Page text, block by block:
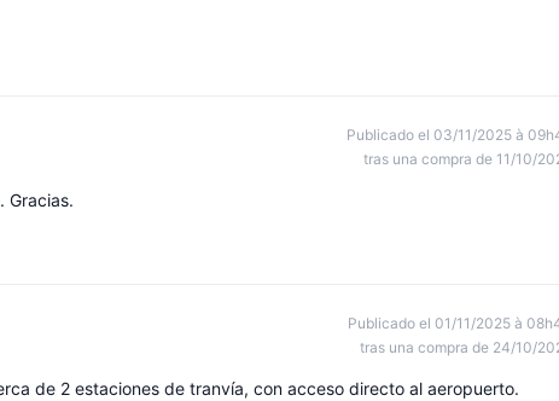
Publicado el 03/11/2025 à
tras una compra de 11/10/
Gracias.
Publicado el 01/11/2025 à
tras una compra de 24/10/
de 2 estaciones de tranvía, con acceso directo al aeropuerto.